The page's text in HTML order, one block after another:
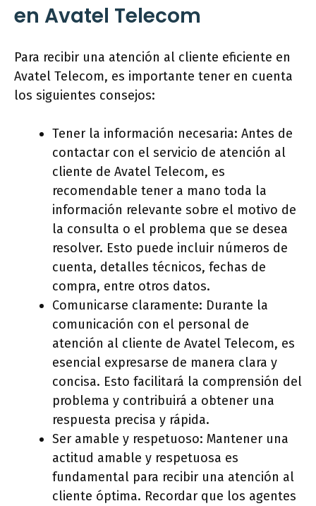
en Avatel Telecom
Para recibir una atención al cliente eficiente en
Avatel Telecom, es importante tener en cuenta
los siguientes consejos:
Tener la información necesaria: Antes de
contactar con el servicio de atención al
cliente de Avatel Telecom, es
recomendable tener a mano toda la
información relevante sobre el motivo de
la consulta o el problema que se desea
resolver. Esto puede incluir números de
cuenta, detalles técnicos, fechas de
compra, entre otros datos.
Comunicarse claramente: Durante la
comunicación con el personal de
atención al cliente de Avatel Telecom, es
esencial expresarse de manera clara y
concisa. Esto facilitará la comprensión del
problema y contribuirá a obtener una
respuesta precisa y rápida.
Ser amable y respetuoso: Mantener una
actitud amable y respetuosa es
fundamental para recibir una atención al
cliente óptima. Recordar que los agentes